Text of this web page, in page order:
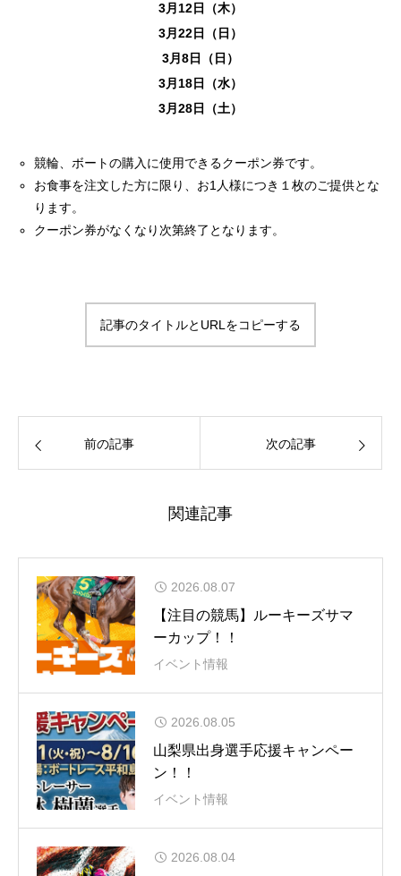
3月12日（木）
3月22日（日）
3月8日（日）
3月18日（水）
3月28日（土）
競輪、ボートの購入に使用できるクーポン券です。
お食事を注文した方に限り、お1人様につき１枚のご提供とな
ります。
クーポン券がなくなり次第終了となります。
記事のタイトルとURLをコピーする
前の記事 次の記事
関連記事
2026.08.07
【注目の競馬】ルーキーズサマ
ーカップ！！
イベント情報
2026.08.05
山梨県出身選手応援キャンペー
ン！！
イベント情報
2026.08.04